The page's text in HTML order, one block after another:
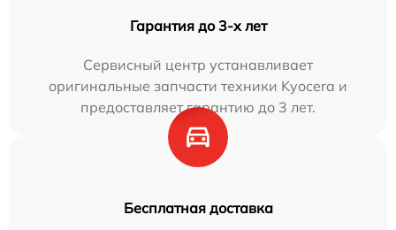
Гарантия до 3-х лет
Сервисный центр устанавливает
оригинальные запчасти техники Kyocera и
предоставляет гарантию до 3 лет.
Бесплатная доставка